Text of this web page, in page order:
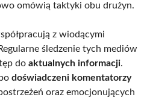
omówią taktyki obu drużyn.
z wiodącymi
śledzenie tych mediów
do aktualnych informacji.
doświadczeni komentatorzy
oraz emocjonujących